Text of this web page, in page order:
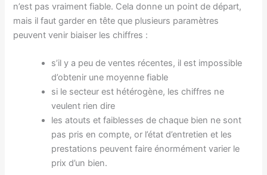
n’est pas vraiment fiable. Cela donne un point de départ,
mais il faut garder en tête que plusieurs paramètres
peuvent venir biaiser les chiffres :
s’il y a peu de ventes récentes, il est impossible
d’obtenir une moyenne fiable
si le secteur est hétérogène, les chiffres ne
veulent rien dire
les atouts et faiblesses de chaque bien ne sont
pas pris en compte, or l’état d’entretien et les
prestations peuvent faire énormément varier le
prix d’un bien.